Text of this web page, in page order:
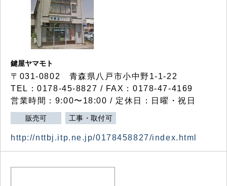
鍵屋ヤマモト
〒031-0802 青森県八戸市小中野1-1-22
TEL：0178-45-8827 / FAX：0178-47-4169
営業時間：9:00〜18:00 / 定休日：日曜・祝日
販売可 工事・取付可
http://nttbj.itp.ne.jp/0178458827/index.html